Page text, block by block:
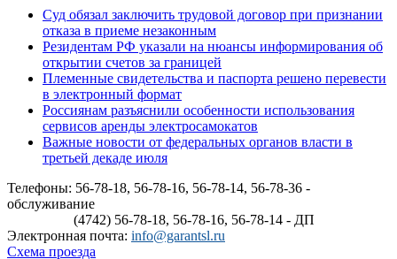
Суд обязал заключить трудовой договор при признании
отказа в приеме незаконным
Резидентам РФ указали на нюансы информирования об
открытии счетов за границей
Племенные свидетельства и паспорта решено перевести
в электронный формат
Россиянам разъяснили особенности использования
сервисов аренды электросамокатов
Важные новости от федеральных органов власти в
третьей декаде июля
Телефоны: 56-78-18, 56-78-16, 56-78-14, 56-78-36 -
обслуживание
(4742) 56-78-18, 56-78-16, 56-78-14 - ДП
Электронная почта: info@garantsl.ru
Схема проезда